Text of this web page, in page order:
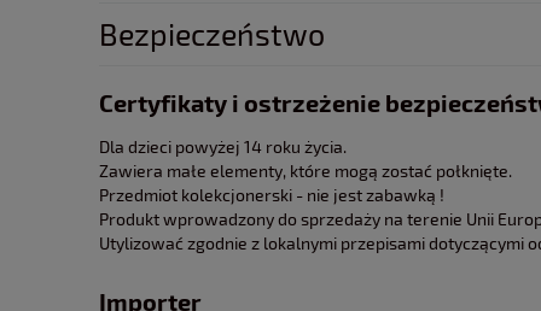
Bezpieczeństwo
Certyfikaty i ostrzeżenie
Dla dzieci powyżej 14 roku życia.
Zawiera małe elementy, które mogą zostać połknięte.
Przedmiot kolekcjonerski - nie jest zabawką !
Produkt wprowadzony do sprzedaży na terenie Unii
Utylizować zgodnie z lokalnymi przepisami dotyczącymi
Importer